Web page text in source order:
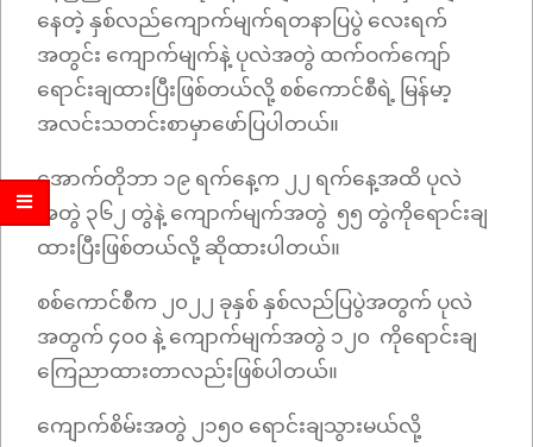
နေတဲ့ နှစ်လည်ကျောက်မျက်ရတနာပြပွဲ လေးရက်
အတွင်း ကျောက်မျက်နဲ့ ပုလဲအတွဲ ထက်ဝက်ကျော်
ရောင်းချထားပြီးဖြစ်တယ်လို့ စစ်ကောင်စီရဲ့ မြန်မာ့
အလင်းသတင်းစာမှာဖော်ပြပါတယ်။
အောက်တိုဘာ ၁၉ ရက်နေ့က ၂၂ ရက်နေ့အထိ ပုလဲ
အတွဲ ၃၆၂ တွဲနဲ့ ကျောက်မျက်အတွဲ ၅၅ တွဲကိုရောင်းချ
ထားပြီးဖြစ်တယ်လို့ ဆိုထားပါတယ်။
စစ်ကောင်စီက ၂၀၂၂ ခုနှစ် နှစ်လည်ပြပွဲအတွက် ပုလဲ
အတွက် ၄၀၀ နဲ့ ကျောက်မျက်အတွဲ ၁၂၀ ကိုရောင်းချ
ကြေညာထားတာလည်းဖြစ်ပါတယ်။
ကျောက်စိမ်းအတွဲ ၂၁၅၀ ရောင်းချသွားမယ်လို့